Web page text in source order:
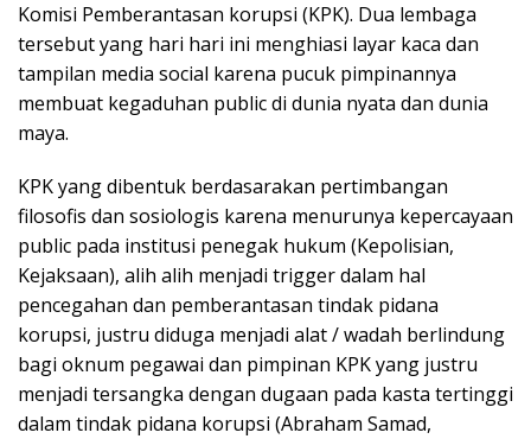
Komisi Pemberantasan korupsi (KPK). Dua lembaga
tersebut yang hari hari ini menghiasi layar kaca dan
tampilan media social karena pucuk pimpinannya
membuat kegaduhan public di dunia nyata dan dunia
maya.
KPK yang dibentuk berdasarakan pertimbangan
filosofis dan sosiologis karena menurunya kepercayaan
public pada institusi penegak hukum (Kepolisian,
Kejaksaan), alih alih menjadi trigger dalam hal
pencegahan dan pemberantasan tindak pidana
korupsi, justru diduga menjadi alat / wadah berlindung
bagi oknum pegawai dan pimpinan KPK yang justru
menjadi tersangka dengan dugaan pada kasta tertinggi
dalam tindak pidana korupsi (Abraham Samad,